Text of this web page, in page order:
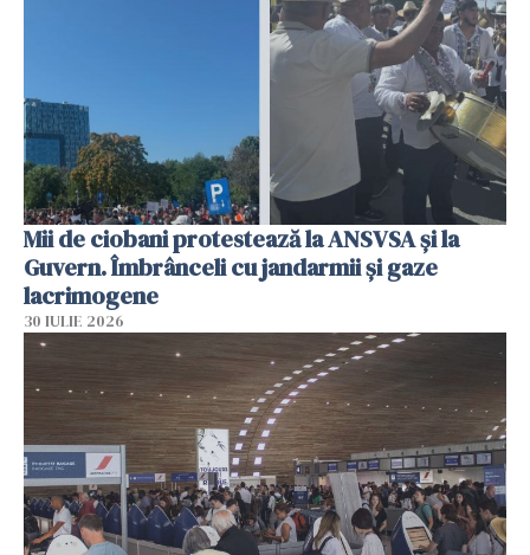
Mii de ciobani protestează la ANSVSA și la
Guvern. Îmbrânceli cu jandarmii și gaze
lacrimogene
30 IULIE 2026